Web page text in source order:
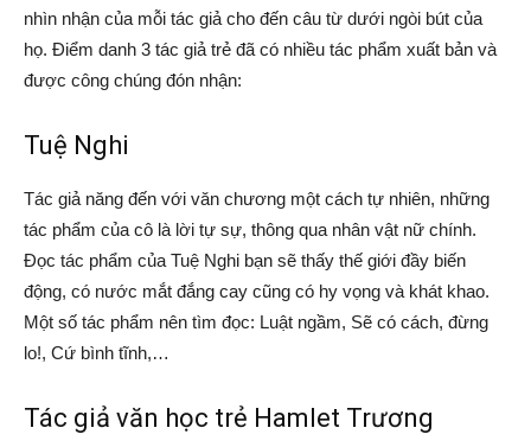
nhìn nhận của mỗi tác giả cho đến câu từ dưới ngòi bút của
họ. Điểm danh 3 tác giả trẻ đã có nhiều tác phẩm xuất bản và
được công chúng đón nhận:
Tuệ Nghi
Tác giả năng đến với văn chương một cách tự nhiên, những
tác phẩm của cô là lời tự sự, thông qua nhân vật nữ chính.
Đọc tác phẩm của Tuệ Nghi bạn sẽ thấy thế giới đầy biến
động, có nước mắt đắng cay cũng có hy vọng và khát khao.
Một số tác phẩm nên tìm đọc: Luật ngầm, Sẽ có cách, đừng
lo!, Cứ bình tĩnh,…
Tác giả văn học trẻ Hamlet Trương